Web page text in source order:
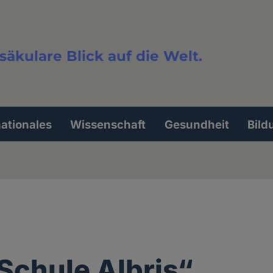
Blick auf die Welt.
Wissenschaft Gesundheit